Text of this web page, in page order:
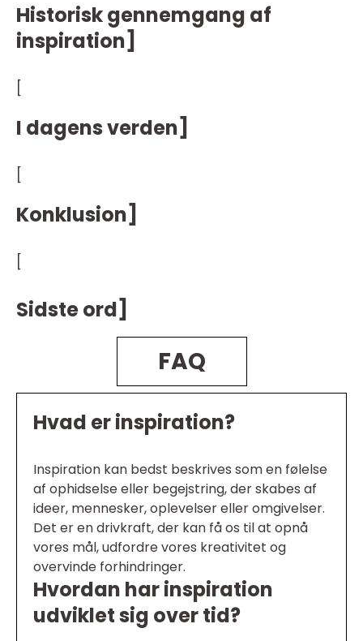
Historisk gennemgang af
inspiration]
I dagens verden]
Konklusion]
Sidste ord]
FAQ
Hvad er inspiration?
Inspiration kan bedst beskrives som en følelse
af ophidselse eller begejstring, der skabes af
ideer, mennesker, oplevelser eller omgivelser.
Det er en drivkraft, der kan få os til at opnå
vores mål, udfordre vores kreativitet og
overvinde forhindringer.
Hvordan har inspiration
udviklet sig over tid?